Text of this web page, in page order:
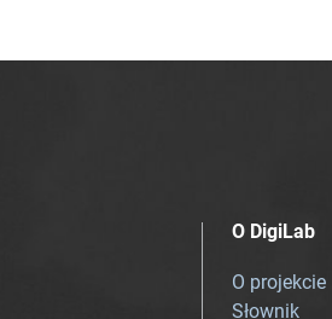
O DigiLab
O projekcie
Słownik